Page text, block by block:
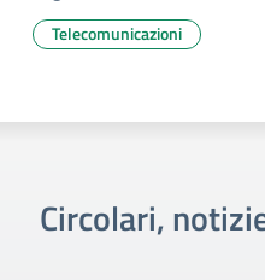
Telecomunicazioni
Circolari,